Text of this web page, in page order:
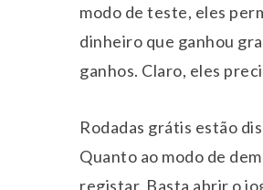
modo de teste, eles
dinheiro que ganhou
ganhos. Claro, eles
Rodadas grátis estão
Quanto ao modo de
registar. Basta abrir o